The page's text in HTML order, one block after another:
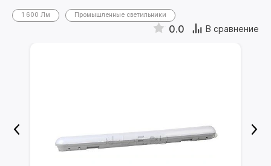
1 600 Лм Промышленные светильники
0.0 В сравнение